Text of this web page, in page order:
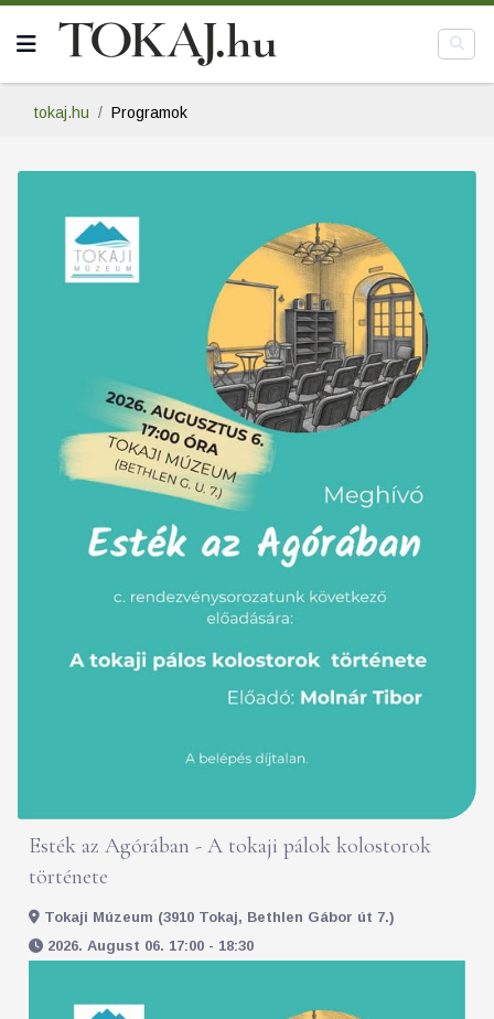
tokaj.hu Programok
Esték az Agórában - A tokaji pálok kolostorok
története
Tokaji Múzeum (3910 Tokaj, Bethlen Gábor út 7.)
2026. August 06. 17:00 - 18:30